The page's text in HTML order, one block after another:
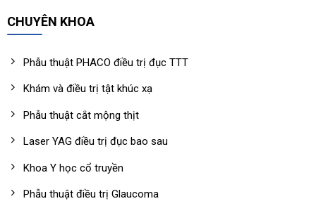
CHUYÊN KHOA
Phẫu thuật PHACO điều trị đục TTT
Khám và điều trị tật khúc xạ
Phẫu thuật cắt mộng thịt
Laser YAG điều trị đục bao sau
Khoa Y học cổ truyền
Phẫu thuật điều trị Glaucoma